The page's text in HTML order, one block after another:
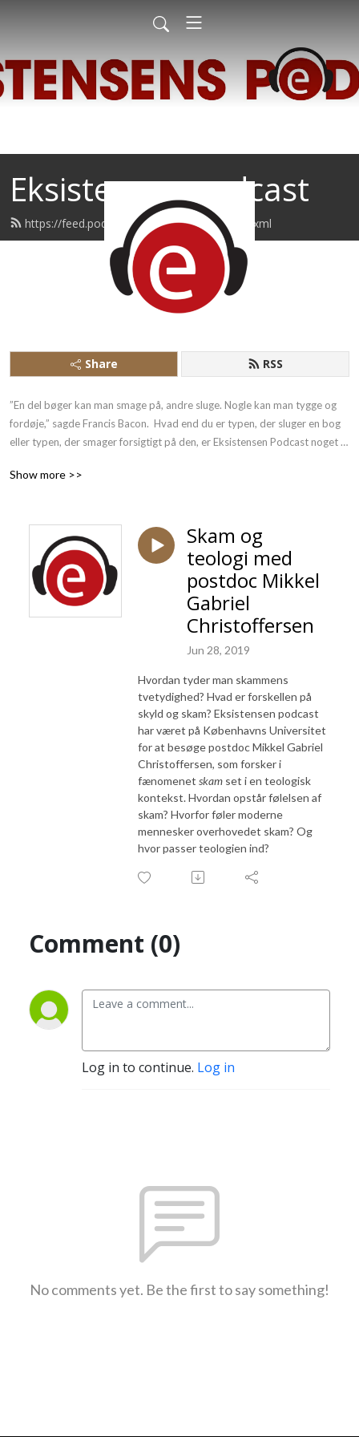
Eksistensen podcast
https://feed.podbean.com/eksistensen/feed.xml
Share RSS
”En del bøger kan man smage på, andre sluge. Nogle kan man tygge og
fordøje,” sagde Francis Bacon.  Hvad end du er typen, der sluger en bog
eller typen, der smager forsigtigt på den, er Eksistensen Podcast noget
stiller spørgsmål til livet, til døden og til alt det, der ligger midt imellem.
Show more >>
Skam og
teologi med
postdoc Mikkel
Gabriel
Christoffersen
Jun 28, 2019
Hvordan tyder man skammens
tvetydighed? Hvad er forskellen på
skyld og skam? Eksistensen podcast
har været på Københavns Universitet
for at besøge postdoc Mikkel Gabriel
Christoffersen, som forsker i
fænomenet skam set i en teologisk
kontekst. Hvordan opstår følelsen af
skam? Hvorfor føler moderne
mennesker overhovedet skam? Og
hvor passer teologien ind?
Comment (0)
Log in to continue. Log in
No comments yet. Be the first to say something!